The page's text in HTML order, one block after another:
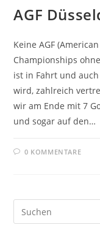
AGF
Keine AGF
Championships
ist in Fahrt und
wird, zahlreich
wir am Ende mit 7
und sogar auf den…
0 KOMMENTARE